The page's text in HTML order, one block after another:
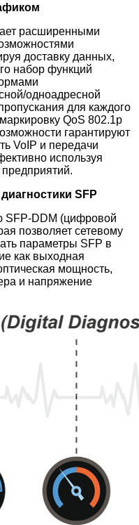
расширенными
доставку данных,
набор функций
одноадресной
для каждого
QoS 802.1p
гарантируют
VoIP и передачи
используя
SFP
SFP-DDM (цифровой
позволяет сетевому
параметры SFP в
как выходная
мощность,
и напряжение